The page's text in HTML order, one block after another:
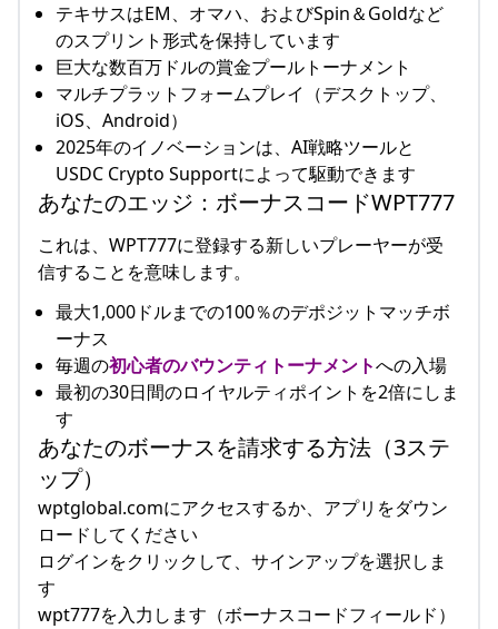
テキサスはEM、オマハ、およびSpin＆Goldなど
のスプリント形式を保持しています
巨大な数百万ドルの賞金プールトーナメント
マルチプラットフォームプレイ（デスクトップ、
iOS、Android）
2025年のイノベーションは、AI戦略ツールと
USDC Crypto Supportによって駆動できます
あなたのエッジ：ボーナスコードWPT777
これは、WPT777に登録する新しいプレーヤーが受
信することを意味します。
最大1,000ドルまでの100％のデポジットマッチボ
ーナス
毎週の初心者のバウンティトーナメントへの入場
最初の30日間のロイヤルティポイントを2倍にしま
す
あなたのボーナスを請求する方法（3ステ
ップ）
wptglobal.comにアクセスするか、アプリをダウン
ロードしてください
ログインをクリックして、サインアップを選択しま
す
wpt777を入力します（ボーナスコードフィールド）